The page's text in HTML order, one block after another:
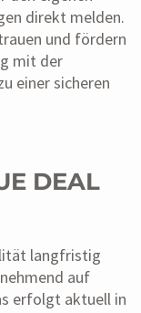
direkt melden.
und fördern
mit der
einer sicheren
DEAL
langfristig
auf
erfolgt aktuell in